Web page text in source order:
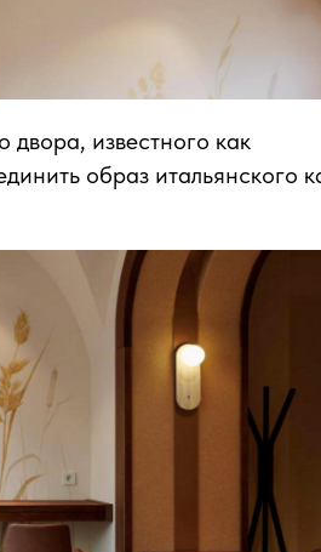
двора, известного как
образ итальянского